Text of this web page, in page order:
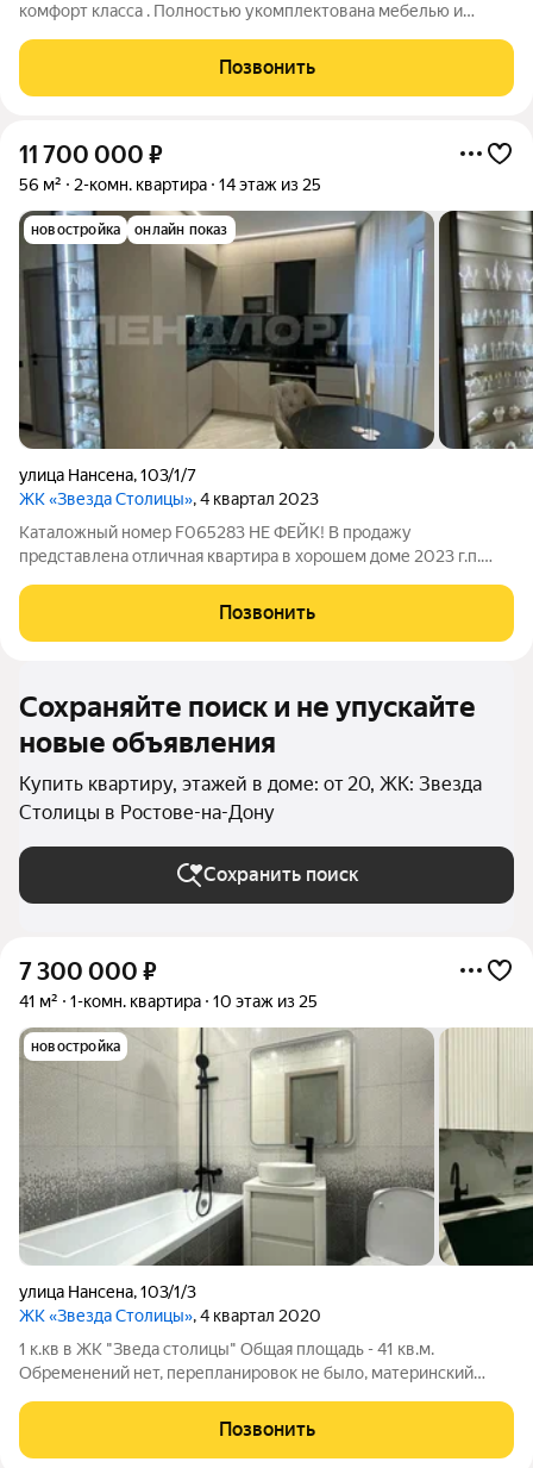
комфорт класса . Полностью укомплектована мебелью и
Позвонить
11 700 000 ₽
56 м² 2-комн. квартира 14 этаж из 25
новостройка онлайн показ
улица Нансена,103/1/7
ЖК «Звезда Столицы», 4 квартал 2023
Каталожный номер F065283 НЕ ФЕЙК! В продажу
представлена отличная квартира в хорошем доме 2023 г.п.
дизайнерский ремонт. Кухня оборудована встроенной
техникой и мебелью. Лоджия застеклена,
Позвонить
Сохраняйте поиск и не упускайте
новые объявления
Купить квартиру, этажей в доме: от 20, ЖК: Звезда
Столицы в Ростове-на-Дону
Сохранить поиск
7 300 000 ₽
41 м² 1-комн. квартира 10 этаж из 25
новостройка
улица Нансена,103/1/3
ЖК «Звезда Столицы», 4 квартал 2020
1 к.кв в ЖК "Зведа столицы" Общая площадь - 41 кв.м.
Обременений нет, перепланировок не было, материнский
подходит (при необходимости помогу с одобрением).
Позвонить